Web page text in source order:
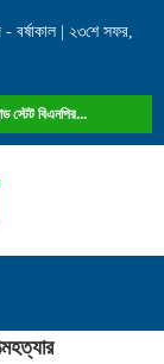
বর্ষাকাল | ২৩শে সফর,
স্টেট বিএনপির...